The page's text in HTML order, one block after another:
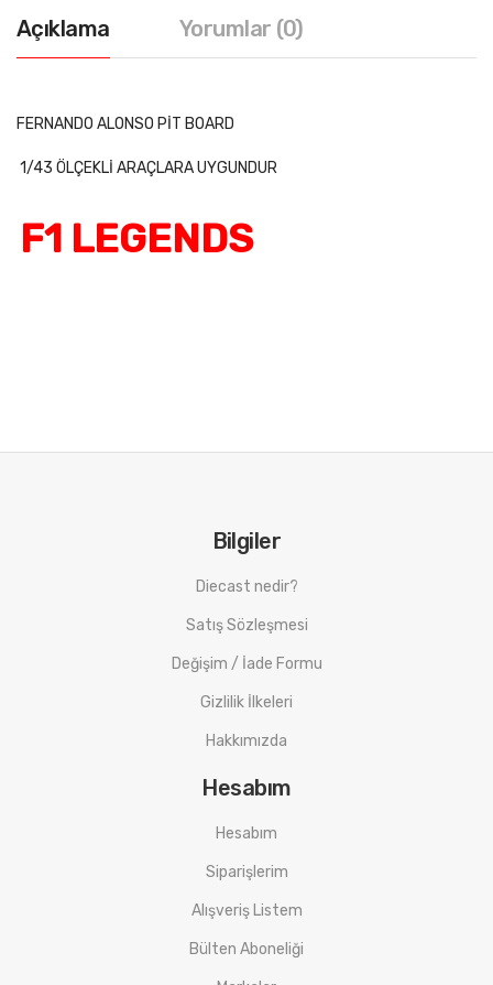
Açıklama Yorumlar (0)
FERNANDO ALONSO PİT BOARD
1/43 ÖLÇEKLİ ARAÇLARA UYGUNDUR
F1 LEGENDS
Bilgiler
Diecast nedir?
Satış Sözleşmesi
Değişim / İade Formu
Gizlilik İlkeleri
Hakkımızda
Hesabım
Hesabım
Siparişlerim
Alışveriş Listem
Bülten Aboneliği